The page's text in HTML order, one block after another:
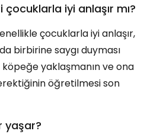
iyi anlaşır mı?
çocuklarla iyi anlaşır,
birbirine saygı duyması
yaklaşmanın ve ona
öğretilmesi son
yaşar?